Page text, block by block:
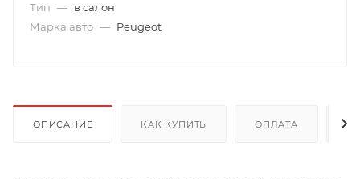
Тип — в салон
Марка авто — Peugeot
ОПИСАНИЕ КАК КУПИТЬ ОПЛАТА